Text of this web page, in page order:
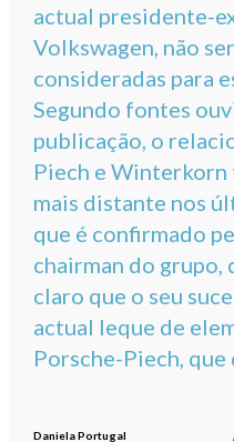
actual presidente-
Volkswagen, não
consideradas para
Segundo fontes
publicação, o
Piech e
mais distante nos
que é confirmado
chairman do grupo,
claro que o seu
actual leque de
Porsche-Piech,
Daniela Portugal